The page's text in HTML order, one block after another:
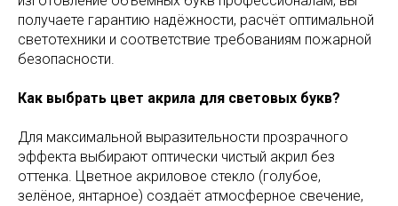
получаете гарантию надёжности, расчёт оптимальной
светотехники и соответствие требованиям пожарной
безопасности.
Как выбрать цвет акрила для световых букв?
Для максимальной выразительности прозрачного
эффекта выбирают оптически чистый акрил без
оттенка. Цветное акриловое стекло (голубое,
зелёное, янтарное) создаёт атмосферное свечение,